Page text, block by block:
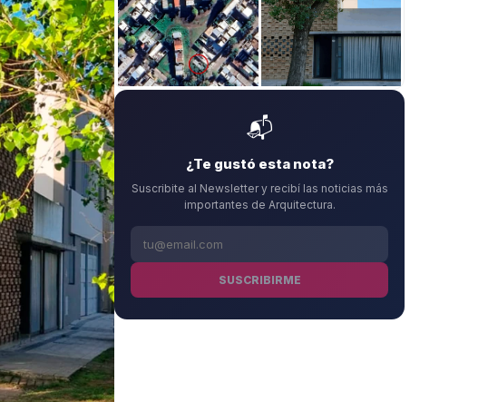
📬
¿Te gustó esta nota?
Suscribite al Newsletter y recibí las noticias más
importantes de Arquitectura.
SUSCRIBIRME